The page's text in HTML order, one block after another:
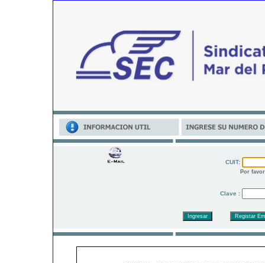
CUIT:
Por
Clave :